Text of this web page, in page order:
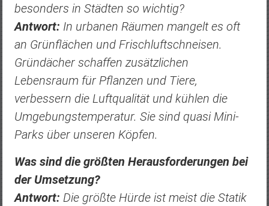
besonders in Städten so wichtig?
Antwort: In urbanen Räumen mangelt es oft
an Grünflächen und Frischluftschneisen.
Gründächer schaffen zusätzlichen
Lebensraum für Pflanzen und Tiere,
verbessern die Luftqualität und kühlen die
Umgebungstemperatur. Sie sind quasi Mini-
Parks über unseren Köpfen.
Was sind die größten Herausforderungen bei
der Umsetzung?
Antwort: Die größte Hürde ist meist die Statik